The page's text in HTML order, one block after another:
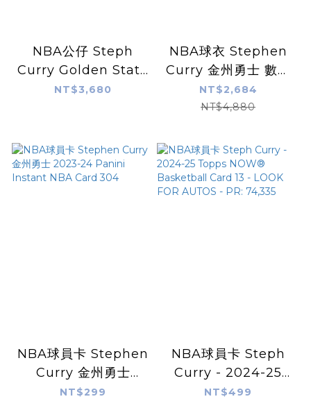
NBA公仔 Steph
Curry Golden State
Warriors 2022 NBA
仔 Foco
Bobblehead 搖頭娃
娃 全新含盒裝 全球限
NT$3,680
NBA球衣 Stephen
Curry 金州勇士 數位
藍黃 Select Nike
Swingman 球迷版
NT$2,684
NT$4,880
NBA球員卡 Stephen
Curry 金州勇士
2023-24 Panini
NT$299
NBA球員卡 Steph
Curry - 2024-25
Topps NOW®
NT$499